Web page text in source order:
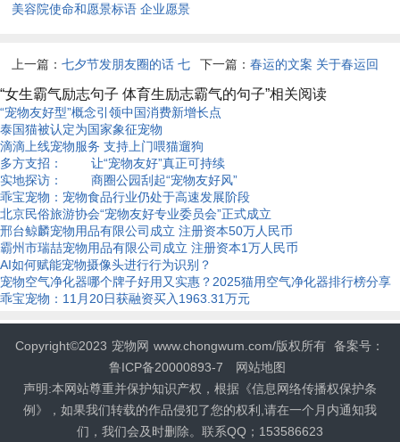
美容院使命和愿景标语 企业愿景
上一篇：七夕节发朋友圈的话 七
夕节快乐的短句子49句
下一篇： 春运的文案 关于春运回
家的句子
“女生霸气励志句子 体育生励志霸气的句子”相关阅读
“宠物友好型”概念引领中国消费新增长点
泰国猫被认定为国家象征宠物
滴滴上线宠物服务 支持上门喂猫遛狗
多方支招： 让“宠物友好”真正可持续
实地探访： 商圈公园刮起“宠物友好风”
乖宝宠物：宠物食品行业仍处于高速发展阶段
北京民俗旅游协会“宠物友好专业委员会”正式成立
邢台鲸麟宠物用品有限公司成立 注册资本50万人民币
霸州市瑞喆宠物用品有限公司成立 注册资本1万人民币
AI如何赋能宠物摄像头进行行为识别？
宠物空气净化器哪个牌子好用又实惠？2025猫用空气净化器排行榜分享
乖宝宠物：11月20日获融资买入1963.31万元
Copyright©2023 宠物网 www.chongwum.com/版权所有 备案号：
鲁ICP备20000893-7
网站地图
声明:本网站尊重并保护知识产权，根据《信息网络传播权保护条
例》，如果我们转载的作品侵犯了您的权利,请在一个月内通知我
们，我们会及时删除。联系QQ；153586623